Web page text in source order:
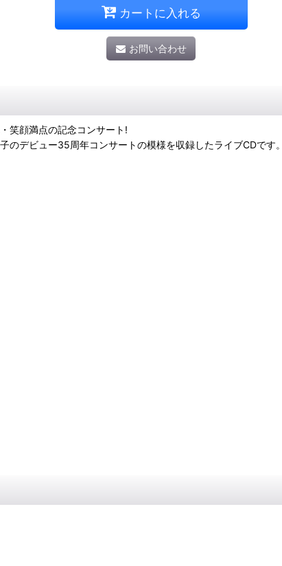
カートに入れる
お問い合わせ
笑顔満点の記念コンサート!
デビュー35周年コンサートの模様を収録したライブCDです